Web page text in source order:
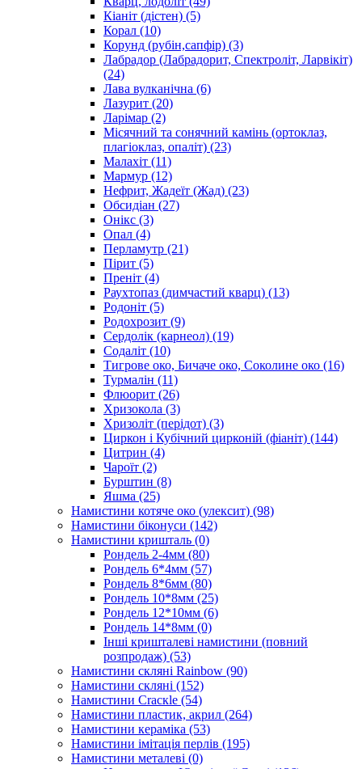
Кіаніт (дістен) (5)
Корал (10)
Корунд (рубін,сапфір) (3)
Лабрадор (Лабрадорит, Спектроліт, Ларвікіт)
(24)
Лава вулканічна (6)
Лазурит (20)
Ларімар (2)
Місячний та сонячний камінь (ортоклаз,
плагіоклаз, опаліт) (23)
Малахіт (11)
Мармур (12)
Нефрит, Жадеїт (Жад) (23)
Обсидіан (27)
Онікс (3)
Опал (4)
Перламутр (21)
Пірит (5)
Преніт (4)
Раухтопаз (димчастий кварц) (13)
Родоніт (5)
Родохрозит (9)
Сердолік (карнеол) (19)
Содаліт (10)
Тигрове око, Бичаче око, Соколине око (16)
Турмалін (11)
Флюорит (26)
Хризокола (3)
Хризоліт (перідот) (3)
Циркон і Кубічний цирконій (фіаніт) (144)
Цитрин (4)
Чароїт (2)
Бурштин (8)
Яшма (25)
Намистини котяче око (улексит) (98)
Намистини біконуси (142)
Намистини кришталь (0)
Рондель 2-4мм (80)
Рондель 6*4мм (57)
Рондель 8*6мм (80)
Рондель 10*8мм (25)
Рондель 12*10мм (6)
Рондель 14*8мм (0)
Інші кришталеві намистини (повний
розпродаж) (53)
Намистини скляні Rainbow (90)
Намистини скляні (152)
Намистини Cracкle (54)
Намистини пластик, акрил (264)
Намистини кераміка (53)
Намистини імітація перлів (195)
Намистини металеві (0)